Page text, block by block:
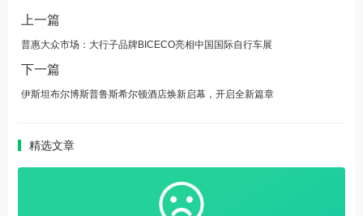
上一篇
普惠大众市场：大行子品牌BICECO亮相中国国际自行车展
下一篇
伊斯坦布尔博斯普鲁斯希尔顿酒店焕新启幕，开启全新篇章
精选文章